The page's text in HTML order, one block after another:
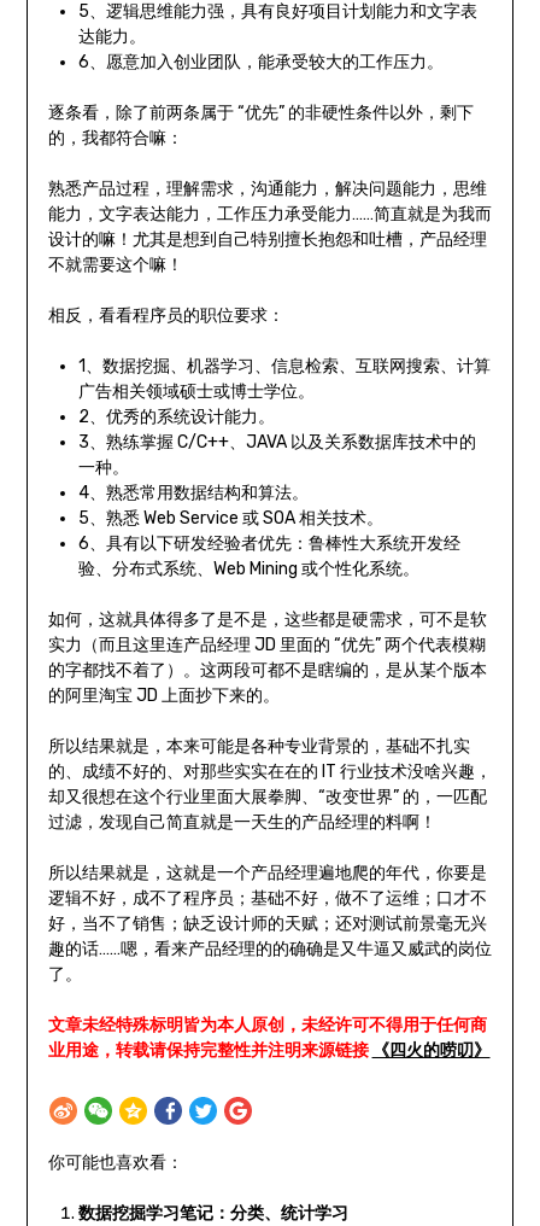
5、逻辑思维能力强，具有良好项目计划能力和文字表
达能力。
6、愿意加入创业团队，能承受较大的工作压力。
逐条看，除了前两条属于 “优先” 的非硬性条件以外，剩下
的，我都符合嘛：
熟悉产品过程，理解需求，沟通能力，解决问题能力，思维
能力，文字表达能力，工作压力承受能力……简直就是为我而
设计的嘛！尤其是想到自己特别擅长抱怨和吐槽，产品经理
不就需要这个嘛！
相反，看看程序员的职位要求：
1、数据挖掘、机器学习、信息检索、互联网搜索、计算
广告相关领域硕士或博士学位。
2、优秀的系统设计能力。
3、熟练掌握 C/C++、JAVA 以及关系数据库技术中的
一种。
4、熟悉常用数据结构和算法。
5、熟悉 Web Service 或 SOA 相关技术。
6、具有以下研发经验者优先：鲁棒性大系统开发经
验、分布式系统、Web Mining 或个性化系统。
如何，这就具体得多了是不是，这些都是硬需求，可不是软
实力（而且这里连产品经理 JD 里面的 “优先” 两个代表模糊
的字都找不着了）。这两段可都不是瞎编的，是从某个版本
的阿里淘宝 JD 上面抄下来的。
所以结果就是，本来可能是各种专业背景的，基础不扎实
的、成绩不好的、对那些实实在在的 IT 行业技术没啥兴趣，
却又很想在这个行业里面大展拳脚、“改变世界” 的，一匹配
过滤，发现自己简直就是一天生的产品经理的料啊！
所以结果就是，这就是一个产品经理遍地爬的年代，你要是
逻辑不好，成不了程序员；基础不好，做不了运维；口才不
好，当不了销售；缺乏设计师的天赋；还对测试前景毫无兴
趣的话……嗯，看来产品经理的的确确是又牛逼又威武的岗位
了。
文章未经特殊标明皆为本人原创，未经许可不得用于任何商
业用途，转载请保持完整性并注明来源链接
《四火的唠叨》
你可能也喜欢看：
数据挖掘学习笔记：分类、统计学习